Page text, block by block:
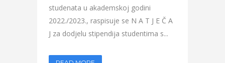
studenata u akademskoj godini
2022./2023., raspisuje se N A T J E Č A
J za dodjelu stipendija studentima s...